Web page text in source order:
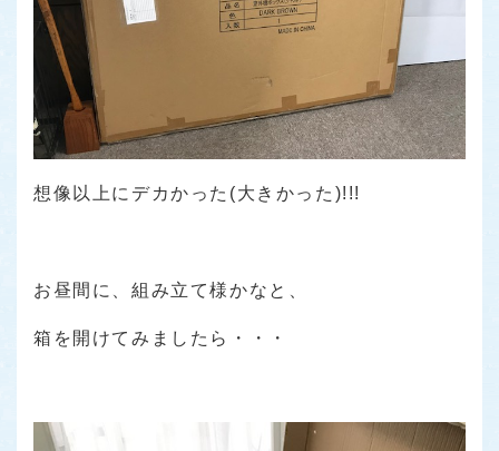
想像以上にデカかった(大きかった)!!!
お昼間に、組み立て様かなと、
箱を開けてみましたら・・・